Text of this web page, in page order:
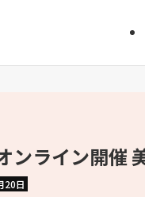
ンライン開催
20日